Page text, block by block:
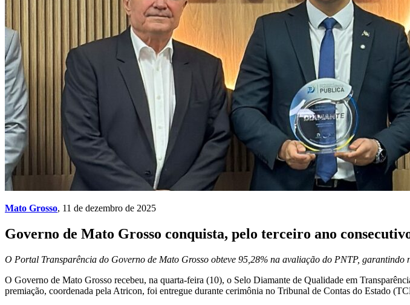
Mato Grosso, 11 de dezembro de 2025
Governo de Mato Grosso conquista, pelo terceiro ano
O Portal Transparência do Governo de Mato Grosso obteve 95,28% na avaliação do PNTP, garantindo
O Governo de Mato Grosso recebeu, na quarta-feira (10), o Selo Diamante de Qualidade em
premiação, coordenada pela Atricon, foi entregue durante cerimônia no Tribunal de Contas do Estado